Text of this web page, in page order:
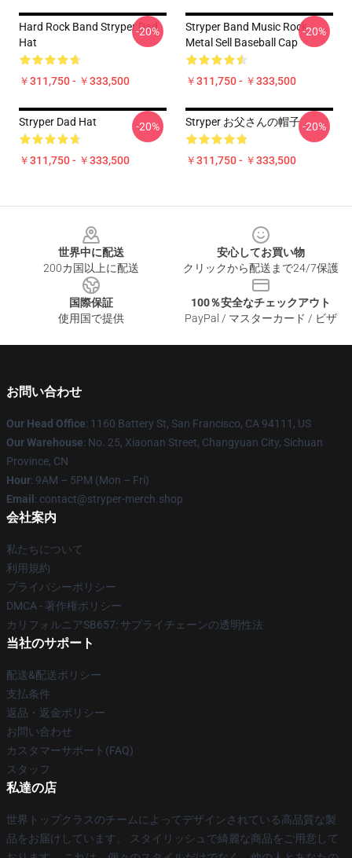
Hard Rock Band Stryper Dad
Hat
￥311,750 - ￥333,500
-20%
Stryper Band Music Rock
Metal Sell Baseball Cap
￥311,750 - ￥333,500
-20%
Stryper Dad Hat
￥311,750 - ￥333,500
-20% Stryper お父さんの帽子
￥311,750 - ￥333,500
-20%
世界中に配送
200カ国以上に配送
安心してお買い物
クリックから配送まで24/7保護
国際保証
使用国で提供
100％安全なチェックアウト
PayPal / マスターカード / ビザ
お問い合わせ
Our Head Office: 1160 Battery St, San Francisco, CA 94111, US
Our Warehouse: No. 25, Xiaonan Street, Changyuan City, Sichuan
Province, CN
Hour: 9AM – 5PM (Mon – Fri)
Email : contact@stryper-merch.shop
会社案内
私たちについて
利用規約
プライバシーポリシー
DMCA - 著作権ポリシー
カリフォルニアSB657: サプライチェーンの透明性法
当社のサポート
配送&配送ポリシー
支払条件
返品・返金ポリシー
お問い合わせ
カスタマーサポート(FAQ)
スタッフ
私達の店
世界トップクラスのチームによってデザインされている高品質な製
品をお届けしています。 スタイリッシュで綺麗な商品をご用意して